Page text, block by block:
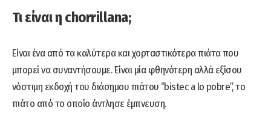
Τι είναι η chorrillana;
Είναι ένα από τα καλύτερα και χορταστικότερα πιάτα που
μπορεί να συναντήσουμε. Είναι μία φθηνότερη αλλά εξίσου
νόστιμη εκδοχή του διάσημου πιάτου ‘’bistec a lo pobre’’, το
πιάτο από το οποίο άντλησε έμπνευση.